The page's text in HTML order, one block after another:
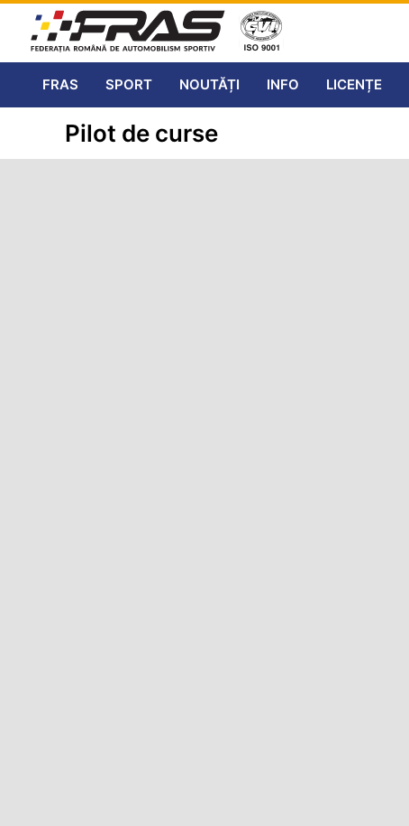
FRAS SPORT NOUTĂȚI INFO LICENȚE
Pilot de curse